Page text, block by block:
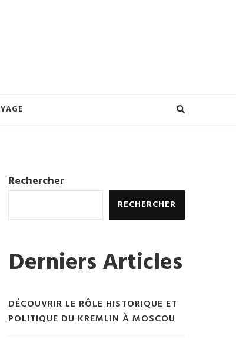
Rechercher
RECHERCHER
Derniers Articles
DÉCOUVRIR LE RÔLE HISTORIQUE ET
POLITIQUE DU KREMLIN À MOSCOU